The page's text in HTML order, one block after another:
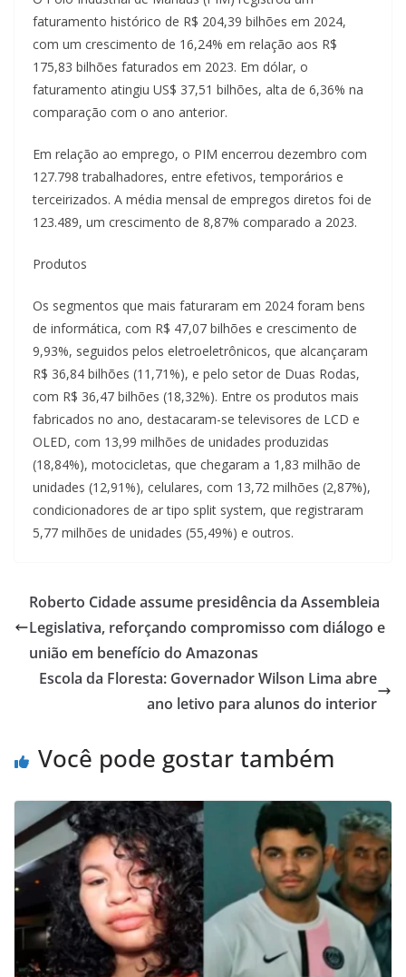
faturamento histórico de R$ 204,39 bilhões em 2024,
com um crescimento de 16,24% em relação aos R$
175,83 bilhões faturados em 2023. Em dólar, o
faturamento atingiu US$ 37,51 bilhões, alta de 6,36% na
comparação com o ano anterior.
Em relação ao emprego, o PIM encerrou dezembro com
127.798 trabalhadores, entre efetivos, temporários e
terceirizados. A média mensal de empregos diretos foi de
123.489, um crescimento de 8,87% comparado a 2023.
Produtos
Os segmentos que mais faturaram em 2024 foram bens
de informática, com R$ 47,07 bilhões e crescimento de
9,93%, seguidos pelos eletroeletrônicos, que alcançaram
R$ 36,84 bilhões (11,71%), e pelo setor de Duas Rodas,
com R$ 36,47 bilhões (18,32%). Entre os produtos mais
fabricados no ano, destacaram-se televisores de LCD e
OLED, com 13,99 milhões de unidades produzidas
(18,84%), motocicletas, que chegaram a 1,83 milhão de
unidades (12,91%), celulares, com 13,72 milhões (2,87%),
condicionadores de ar tipo split system, que registraram
5,77 milhões de unidades (55,49%) e outros.
Roberto Cidade assume presidência da Assembleia
Legislativa, reforçando compromisso com diálogo e
união em benefício do Amazonas
Escola da Floresta: Governador Wilson Lima abre
ano letivo para alunos do interior
Você pode gostar também